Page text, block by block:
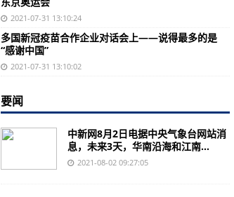
伊朗动手了？无人机袭击英国油轮？印度
土耳其准备与塔利班作战，是否计算了战
美国B-52H大秀弹药库，对比之下俄罗斯
第23金！施廷懋成功卫冕女子3米板奥运冠
天气盘点之史上最磨叽台风“烟花”
2021-07-31 13:10:24
多国新冠疫苗合作企业对话会上——说得最多的是
“感谢中国”
2021-07-31 13:10:02
要闻
中新网8月2日电据中央气象台网站消
息，未来3天，华南沿海和江南...
2021-08-02 09:27:05